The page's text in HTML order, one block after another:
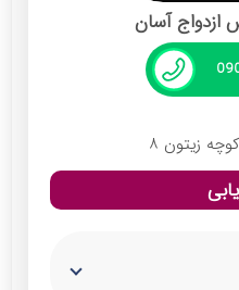
ازدواج آسان
زیتون ۸